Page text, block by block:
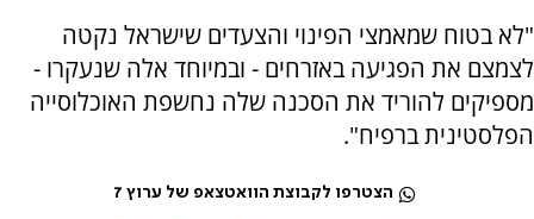
"לא בטוח שמאמצי הפינוי והצעדים שישראל נקטה
לצמצם את הפגיעה באזרחים - ובמיוחד אלה שנעקרו -
מספיקים להוריד את הסכנה שלה נחשפת האוכלוסייה
הפלסטינית ברפיח".
הצטרפו לקבוצת הוואטצאפ של ערוץ 7